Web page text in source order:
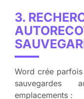
3.
Word crée
sauvegardes
emplacements :